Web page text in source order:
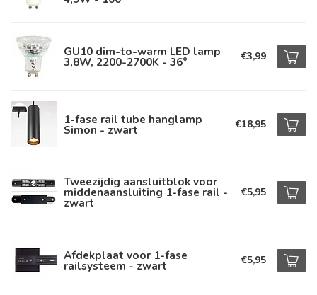
GU10 dim-to-warm LED lamp
3,8W, 2200-2700K - 36° €3,99
1-fase rail tube hanglamp
Simon - zwart €18,95
Tweezijdig aansluitblok voor
middenaansluiting 1-fase rail -
zwart
€5,95
Afdekplaat voor 1-fase
railsysteem - zwart €5,95